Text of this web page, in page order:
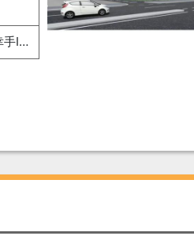
常磐自動車道 柏IC 11.8km 圏央道 幸手IC 18.5km 「七光台」駅 7分